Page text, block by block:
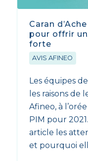
Caran
pour offrir
forte
AVIS AFINEO
Les équipes
les raisons
Afineo, à
PIM pour
article les
et pourquoi